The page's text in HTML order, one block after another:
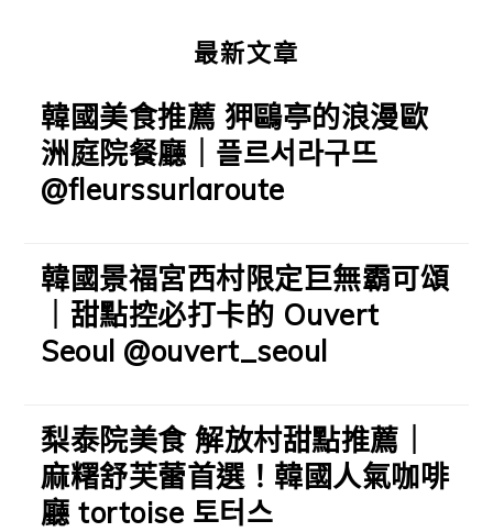
最新文章
韓國美食推薦 狎鷗亭的浪漫歐
洲庭院餐廳｜플르서라구뜨
@fleurssurlaroute
韓國景福宮西村限定巨無霸可頌
｜甜點控必打卡的 Ouvert
Seoul @ouvert_seoul
梨泰院美食 解放村甜點推薦｜
麻糬舒芙蕾首選！韓國人氣咖啡
廳 tortoise 토터스